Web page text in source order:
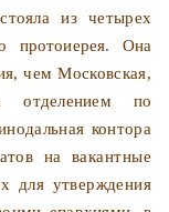
из четырех
протоиерея. Она
чем Московская,
отделением по
контора
на вакантные
для утверждения